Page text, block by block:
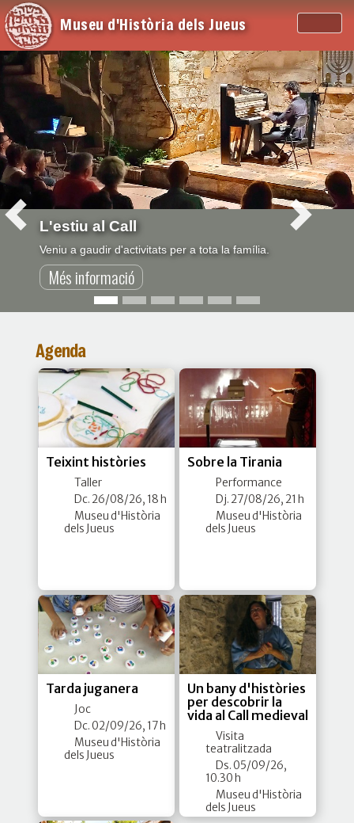
Museu d'Història dels Jueus
L'estiu al Call
Veniu a gaudir d'activitats per a tota la família.
Més informació
Agenda
Teixint històries
Taller
Dc. 26/08/26, 18 h
Museu d'Història
dels Jueus
Sobre la Tirania
Performance
Dj. 27/08/26, 21 h
Museu d'Història
dels Jueus
Tarda juganera
Joc
Dc. 02/09/26, 17 h
Museu d'Història
dels Jueus
Un bany d'històries
per descobrir la
vida al Call medieval
Visita
teatralitzada
Ds. 05/09/26,
10.30 h
Museu d'Història
dels Jueus